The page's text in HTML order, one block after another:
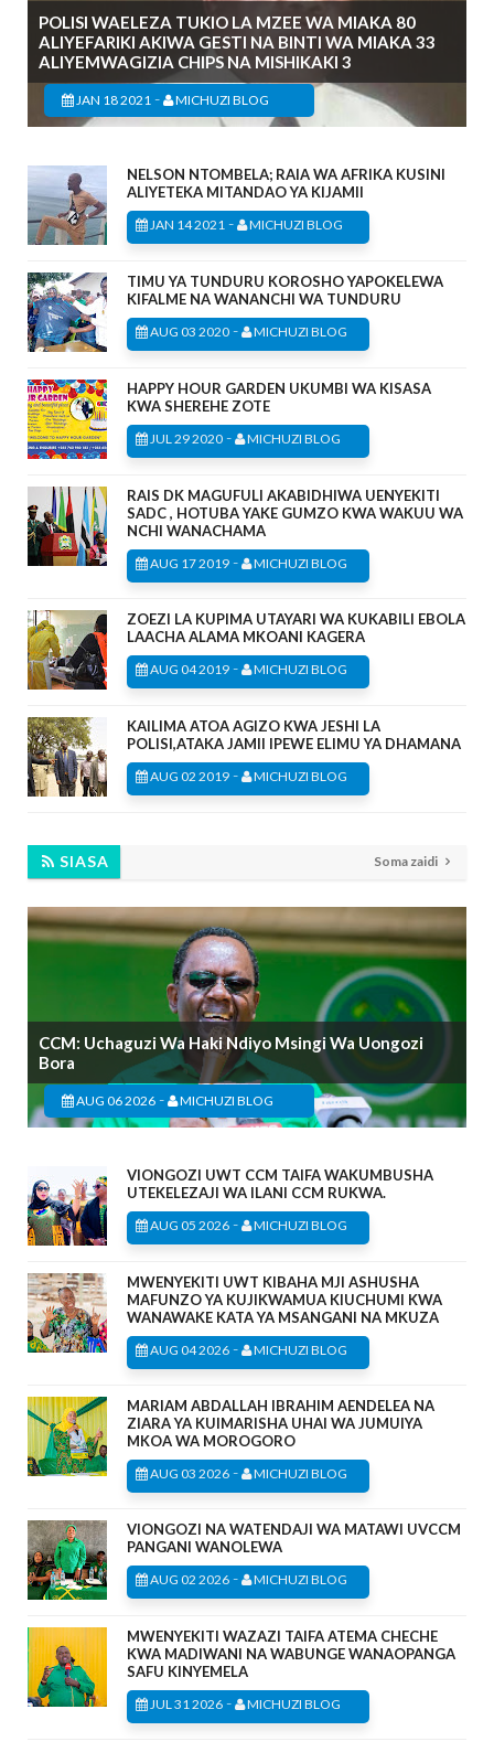
POLISI WAELEZA TUKIO LA MZEE WA MIAKA 80
ALIYEFARIKI AKIWA GESTI NA BINTI WA MIAKA 33
ALIYEMWAGIZIA CHIPS NA MISHIKAKI 3
JAN 18 2021 - MICHUZI BLOG
NELSON NTOMBELA; RAIA WA AFRIKA KUSINI
ALIYETEKA MITANDAO YA KIJAMII
JAN 14 2021 - MICHUZI BLOG
TIMU YA TUNDURU KOROSHO YAPOKELEWA
KIFALME NA WANANCHI WA TUNDURU
AUG 03 2020 - MICHUZI BLOG
HAPPY HOUR GARDEN UKUMBI WA KISASA
KWA SHEREHE ZOTE
JUL 29 2020 - MICHUZI BLOG
RAIS DK MAGUFULI AKABIDHIWA UENYEKITI
SADC , HOTUBA YAKE GUMZO KWA WAKUU WA
NCHI WANACHAMA
AUG 17 2019 - MICHUZI BLOG
ZOEZI LA KUPIMA UTAYARI WA KUKABILI EBOLA
LAACHA ALAMA MKOANI KAGERA
AUG 04 2019 - MICHUZI BLOG
KAILIMA ATOA AGIZO KWA JESHI LA
POLISI,ATAKA JAMII IPEWE ELIMU YA DHAMANA
AUG 02 2019 - MICHUZI BLOG
SIASA Soma zaidi
CCM: Uchaguzi Wa Haki Ndiyo Msingi Wa Uongozi
Bora
AUG 06 2026 - MICHUZI BLOG
VIONGOZI UWT CCM TAIFA WAKUMBUSHA
UTEKELEZAJI WA ILANI CCM RUKWA.
AUG 05 2026 - MICHUZI BLOG
MWENYEKITI UWT KIBAHA MJI ASHUSHA
MAFUNZO YA KUJIKWAMUA KIUCHUMI KWA
WANAWAKE KATA YA MSANGANI NA MKUZA
AUG 04 2026 - MICHUZI BLOG
MARIAM ABDALLAH IBRAHIM AENDELEA NA
ZIARA YA KUIMARISHA UHAI WA JUMUIYA
MKOA WA MOROGORO
AUG 03 2026 - MICHUZI BLOG
VIONGOZI NA WATENDAJI WA MATAWI UVCCM
PANGANI WANOLEWA
AUG 02 2026 - MICHUZI BLOG
MWENYEKITI WAZAZI TAIFA ATEMA CHECHE
KWA MADIWANI NA WABUNGE WANAOPANGA
SAFU KINYEMELA
JUL 31 2026 - MICHUZI BLOG